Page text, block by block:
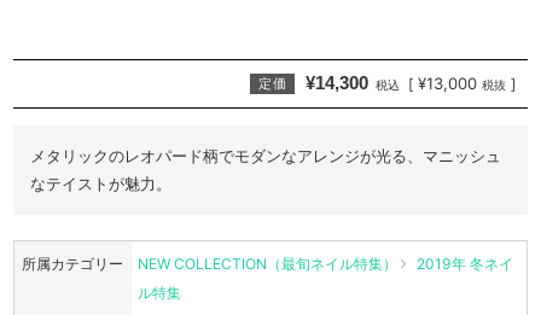
定価 ¥14,300 税込 [ ¥13,000 税抜 ]
メタリックのレオパード柄でモダンなアレンジが光る、マニッシュ
なテイストが魅力。
所属カテゴリー NEW COLLECTION（最旬ネイル特集）
2019年 冬ネイ
ル特集